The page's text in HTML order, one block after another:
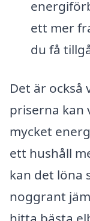
ett mer
du få
Det är
priserna kan
mycket
ett hushåll
kan det löna
noggrant